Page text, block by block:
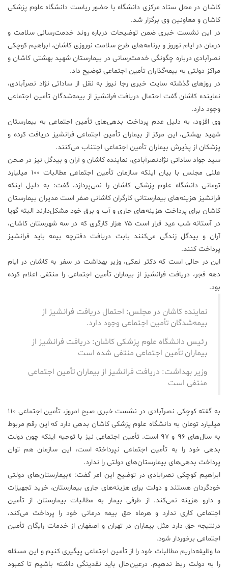
عکس
پادکست
مجله
فرهنگی
و
هنری
کاشان در محل ستاد مرکزی دانشگاه با حضور ریاست دانشگاه علوم پزشکی
کاشان و معاونین وی برگزار شد.
در این نشست خبری ضمن توضیحات درباره روند خدمت‌رسانی سلامت و
درمان در ایام نوروز و برنامه‌های طرح سلامت نوروزی کاشان، ابراهیم کوچکی
نصرآبادی درباره چگونگی خدمت‌رسانی در بیمارستان شهید بهشتی کاشان و
مراکز دولتی به بیمه‌گذاران تأمین اجتماعی توضیح داد.
در روزهای گذشته سایت خبری رجا نیوز به نقل از ساداتی نژاد نصرآبادی،
نماینده کاشان گفت احتمال دریافت فرانشیز از بیمه‌شدگان تأمین اجتماعی
وجود دارد.
وی افزود، به دلیل عدم پرداخت بدهی‌های تأمین اجتماعی به بیمارستان
شهید بهشتی، این مرکز از بیماران تأمین اجتماعی فرانشیز دریافت کرده و
پزشکان از پذیرش بیماران تأمین اجتماعی اجتناب می‌کنند.
سید جواد ساداتی نژادنصرآبادی، نماینده کاشان و آران و بیدگل نیز در صحن
علنی مجلس با بیان اینکه سازمان تأمین اجتماعی مطالبات ۱۰۰ میلیارد
تومانی دانشگاه علوم پزشکی کاشان را نمی‌پردازد، گفت: به دلیل اینکه
فرانشیز هزینه‌های بیمارستانی کارگران کاشانی صفر است مدیران بیمارستان
کاشان برای پرداخت هزینه‌های جاری و آب و برق خود مشکل‌دارند البته گویا
در آستانه شب عید قرار است ۷۵ هزار کارگری که در سه شهرستان کاشان،
آران و بیدگل زندگی می‌کنند بابت دریافت دفترچه بیمه باید فرانشیز
پرداخت ‌کنند.
این در حالی است که دکتر نمکی، وزیر بهداشت در سفر به کاشان در ایام
دهه فجر، دریافت فرانشیز از بیماران تأمین اجتماعی را منتفی اعلام کرده
بود.
نماینده کاشان در مجلس: احتمال دریافت فرانشیز از
بیمه‌شدگان تأمین اجتماعی وجود دارد.
رئیس دانشگاه علوم پزشکی کاشان: دریافت فرانشیز از
بیماران تأمین اجتماعی منتفی شده است
وزیر بهداشت: دریافت فرانشیز از بیماران تأمین اجتماعی
منتفی است
به گفته کوچکی نصرآبادی در نشست خبری صبح امروز، تأمین اجتماعی ۱۱۰
میلیارد تومان به دانشگاه علوم پزشکی کاشان بدهی دارد که این رقم مربوط
به سال‌های ۹۶ و ۹۷ است. تأمین اجتماعی نیز با توجیه اینکه چون دولت
بدهی خود را به تأمین اجتماعی نپرداخته است، این سازمان هم توان
پرداخت بدهی‌های بیمارستان‌های دولتی را ندارد.
ابراهیم کوچکی نصرآبادی در توضیح این امر گفت: «بیمارستان‌های دولتی
خودگردان هستند و دولت برای هزینه‌های جاری بیمارستان، خرید تجهیزات
و دارو هزینه نمی‌کند. از طرفی بیمار به مطالبات بیمارستان از تأمین
اجتماعی کاری ندارد و هرماه حق بیمه درمانی خود را پرداخت می‌کند،
درنتیجه حق دارد مثل بیماران در تهران و اصفهان از خدمات رایگان تأمین
اجتماعی برخوردار شود.
ما وظیفه‌داریم مطالبات خود را از تأمین اجتماعی پیگیری کنیم و این مسئله
را به دولت ربط ندهیم. درعین‌حال باید نقدینگی داشته باشیم تا کمبود